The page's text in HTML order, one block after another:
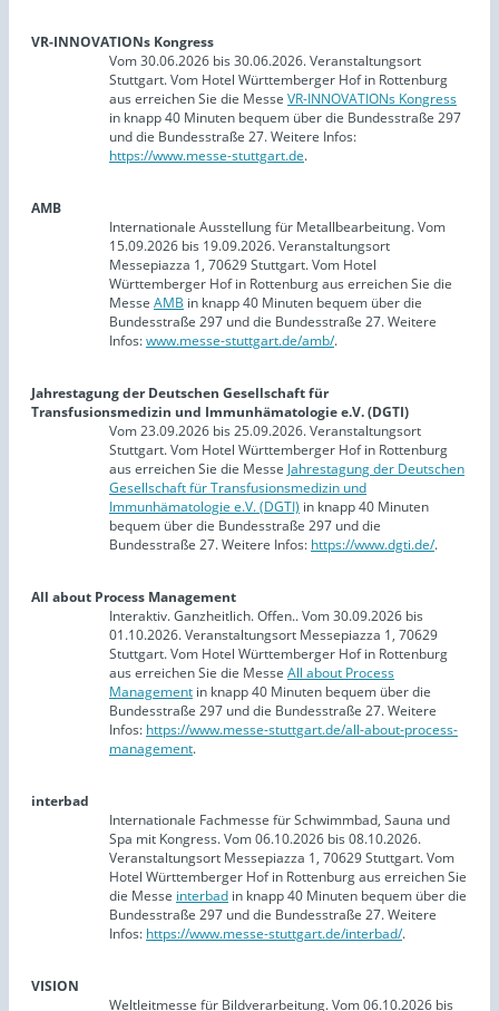
VR-INNOVATIONs Kongress
Vom 30.06.2026 bis 30.06.2026. Veranstaltungsort
Stuttgart. Vom Hotel Württemberger Hof in Rottenburg
aus erreichen Sie die Messe VR-INNOVATIONs Kongress
in knapp 40 Minuten bequem über die Bundesstraße 297
und die Bundesstraße 27. Weitere Infos:
https://www.messe-stuttgart.de.
AMB
Internationale Ausstellung für Metallbearbeitung. Vom
15.09.2026 bis 19.09.2026. Veranstaltungsort
Messepiazza 1, 70629 Stuttgart. Vom Hotel
Württemberger Hof in Rottenburg aus erreichen Sie die
Messe AMB in knapp 40 Minuten bequem über die
Bundesstraße 297 und die Bundesstraße 27. Weitere
Infos:www.messe-stuttgart.de/amb/.
Jahrestagung der Deutschen Gesellschaft für
Transfusionsmedizin und Immunhämatologie e.V. (DGTI)
Vom 23.09.2026 bis 25.09.2026. Veranstaltungsort
Stuttgart. Vom Hotel Württemberger Hof in Rottenburg
aus erreichen Sie die Messe Jahrestagung der Deutschen
Gesellschaft für Transfusionsmedizin und
Immunhämatologie e.V. (DGTI) in knapp 40 Minuten
bequem über die Bundesstraße 297 und die
Bundesstraße 27. Weitere Infos: https://www.dgti.de/.
All about Process Management
Interaktiv. Ganzheitlich. Offen.. Vom 30.09.2026 bis
01.10.2026. Veranstaltungsort Messepiazza 1, 70629
Stuttgart. Vom Hotel Württemberger Hof in Rottenburg
aus erreichen Sie die Messe All about Process
Management in knapp 40 Minuten bequem über die
Bundesstraße 297 und die Bundesstraße 27. Weitere
Infos: https://www.messe-stuttgart.de/all-about-process-
management.
interbad
Internationale Fachmesse für Schwimmbad, Sauna und
Spa mit Kongress. Vom 06.10.2026 bis 08.10.2026.
Veranstaltungsort Messepiazza 1, 70629 Stuttgart. Vom
Hotel Württemberger Hof in Rottenburg aus erreichen Sie
die Messe interbad in knapp 40 Minuten bequem über die
Bundesstraße 297 und die Bundesstraße 27. Weitere
Infos: https://www.messe-stuttgart.de/interbad/.
VISION
Weltleitmesse für Bildverarbeitung. Vom 06.10.2026 bis